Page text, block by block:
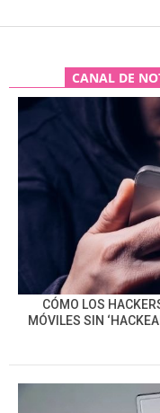
CANAL DE
CÓMO LOS
MÓVILES SIN